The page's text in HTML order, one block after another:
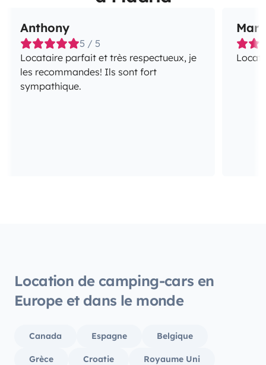
Anthony
5 / 5
Locataire parfait et très respectueux, je
les recommandes! Ils sont fort
sympathique.
Mark
Location de camping-cars en
Europe et dans le monde
Canada Espagne Belgique
Grèce Croatie Royaume Uni